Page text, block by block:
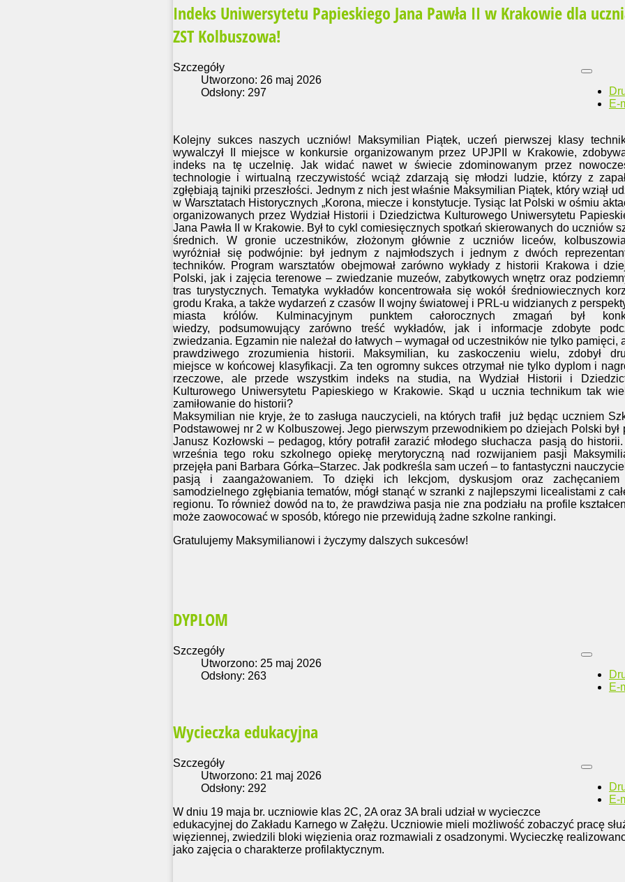
Indeks Uniwersytetu Papieskiego Jana Pawła II w Krakowie dla
ZST Kolbuszowa!
E-
Szczegóły
Utworzono: 26 maj 2026
Odsłony: 297
Kolejny sukces naszych uczniów! Maksymilian Piątek, uczeń pierwszej klasy
wywalczył II miejsce w konkursie organizowanym przez UPJPII w Krakowie,
indeks na tę uczelnię. Jak widać nawet w świecie zdominowanym przez
technologie i wirtualną rzeczywistość wciąż zdarzają się młodzi ludzie, którzy z
zgłębiają tajniki przeszłości. Jednym z nich jest właśnie Maksymilian Piątek, który wziął
w Warsztatach Historycznych „Korona, miecze i konstytucje. Tysiąc lat Polski w ośmiu
organizowanych przez Wydział Historii i Dziedzictwa Kulturowego Uniwersytetu
Jana Pawła II w Krakowie. Był to cykl comiesięcznych spotkań skierowanych do uczniów
średnich. W gronie uczestników, złożonym głównie z uczniów liceów,
wyróżniał się podwójnie: był jednym z najmłodszych i jednym z dwóch
techników. Program warsztatów obejmował zarówno wykłady z historii Krakowa i
Polski, jak i zajęcia terenowe – zwiedzanie muzeów, zabytkowych wnętrz oraz
tras turystycznych. Tematyka wykładów koncentrowała się wokół średniowiecznych
grodu Kraka, a także wydarzeń z czasów II wojny światowej i PRL-u widzianych z
miasta królów. Kulminacyjnym punktem całorocznych zmagań był
wiedzy, podsumowujący zarówno treść wykładów, jak i informacje zdobyte
zwiedzania. Egzamin nie należał do łatwych – wymagał od uczestników nie tylko pamięci,
prawdziwego zrozumienia historii. Maksymilian, ku zaskoczeniu wielu, zdobył
miejsce w końcowej klasyfikacji. Za ten ogromny sukces otrzymał nie tylko dyplom i
rzeczowe, ale przede wszystkim indeks na studia, na Wydział Historii i
Kulturowego Uniwersytetu Papieskiego w Krakowie. Skąd u ucznia technikum tak
zamiłowanie do historii?
Maksymilian nie kryje, że to zasługa nauczycieli, na których trafił
już będąc uczniem
Podstawowej nr 2 w Kolbuszowej. Jego pierwszym przewodnikiem po dziejach Polski był
Janusz Kozłowski – pedagog, który potrafił zarazić młodego słuchacza
pasją do historii.
września tego roku szkolnego opiekę merytoryczną nad rozwijaniem pasji
przejęła pani Barbara Górka–Starzec. Jak podkreśla sam uczeń – to fantastyczni
pasją i zaangażowaniem. To dzięki ich lekcjom, dyskusjom oraz
samodzielnego zgłębiania tematów, mógł stanąć w szranki z najlepszymi licealistami z
regionu. To również dowód na to, że prawdziwa pasja nie zna podziału na profile
może zaowocować w sposób, którego nie przewidują żadne szkolne rankingi.
Gratulujemy Maksymilianowi i życzymy dalszych sukcesów!
DYPLOM
E-
Szczegóły
Utworzono: 25 maj 2026
Odsłony: 263
Wycieczka edukacyjna
E-
Szczegóły
Utworzono: 21 maj 2026
Odsłony: 292
W dniu 19 maja br. uczniowie klas 2C, 2A oraz 3A brali udział w wycieczce
edukacyjnej do Zakładu Karnego w Załężu. Uczniowie mieli możliwość zobaczyć pracę
więziennej, zwiedzili bloki więzienia oraz rozmawiali z osadzonymi. Wycieczkę
jako zajęcia o charakterze profilaktycznym.